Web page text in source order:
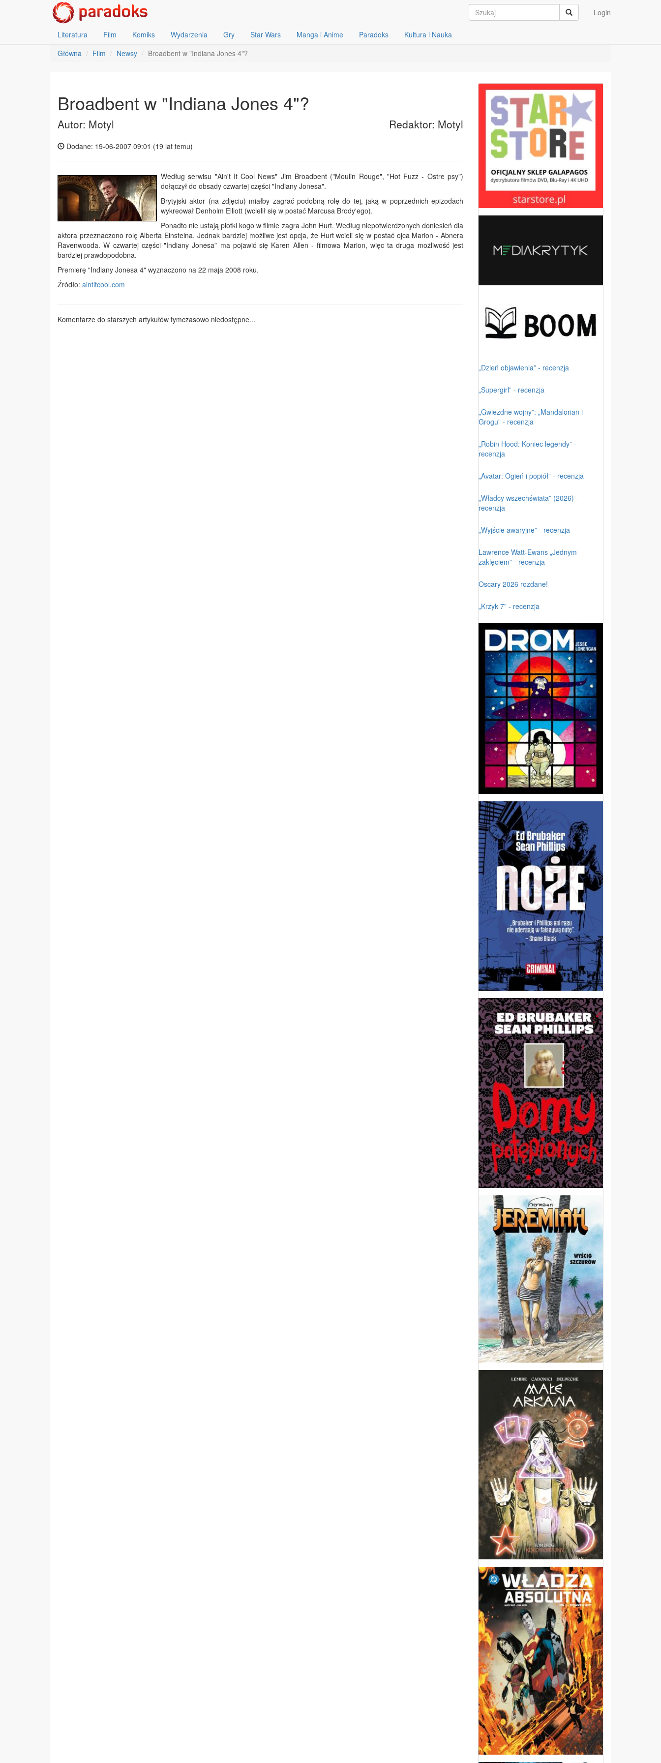
Login
Literatura Film Komiks Wydarzenia Gry Star Wars Manga i Anime Paradoks
Kultura i Nauka
Główna
Film Newsy Broadbent w "Indiana Jones 4"?
Broadbent w "Indiana Jones 4"?
Autor: Motyl Redaktor: Motyl
Dodane: 19-06-2007 09:01 (19 lat temu)
Według serwisu "Ain't It Cool News" Jim Broadbent ("Moulin Rouge", "Hot Fuzz - Ostre psy")
dołączył do obsady czwartej części "Indiany Jonesa".
Brytyjski aktor (na zdjęciu) miałby zagrać podobną rolę do tej, jaką w poprzednich epizodach
wykreował Denholm Elliott (wcielił się w postać Marcusa Brody'ego).
Ponadto nie ustają plotki kogo w filmie zagra John Hurt. Według niepotwierdzonych doniesień dla
aktora przeznaczono rolę Alberta Einsteina. Jednak bardziej możliwe jest opcja, że Hurt wcieli się w postać ojca Marion - Abnera
Ravenwooda. W czwartej części "Indiany Jonesa" ma pojawić się Karen Allen - filmowa Marion, więc ta druga możliwość jest
bardziej prawdopodobna.
Premierę "Indiany Jonesa 4" wyznaczono na 22 maja 2008 roku.
Źródło: aintitcool.com
Komentarze do starszych artykułów tymczasowo niedostępne...
„Dzień objawienia” - recenzja
„Supergirl” - recenzja
„Gwiezdne wojny”: „Mandalorian i
Grogu” - recenzja
„Robin Hood: Koniec legendy” -
recenzja
„Avatar: Ogień i popiół” - recenzja
„Władcy wszechświata” (2026) -
recenzja
„Wyjście awaryjne” - recenzja
Lawrence Watt-Ewans „Jednym
zaklęciem” - recenzja
Oscary 2026 rozdane!
„Krzyk 7” - recenzja